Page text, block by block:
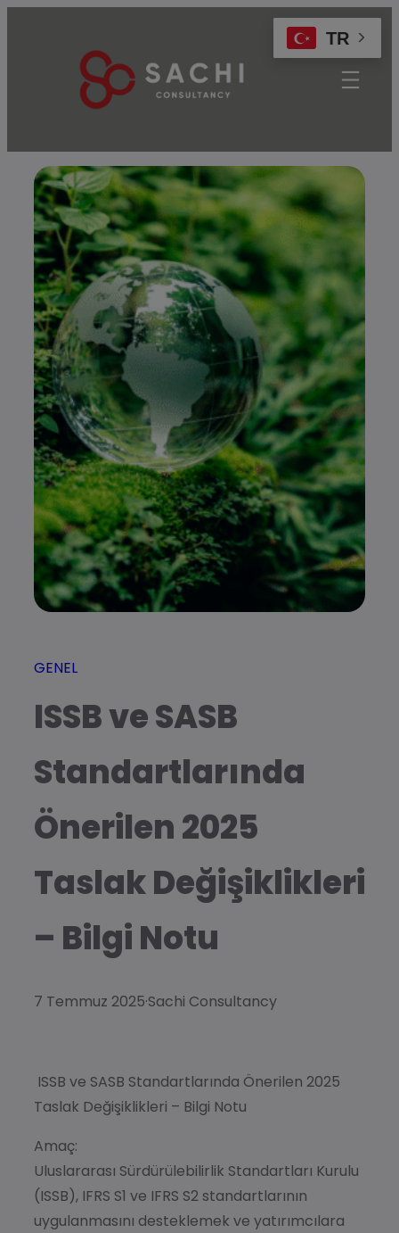
GENEL
ISSB ve SASB
Standartlarında
Önerilen 2025
Taslak Değişiklikleri
– Bilgi Notu
7 Temmuz 2025·Sachi Consultancy
ISSB ve SASB Standartlarında Önerilen 2025
Taslak Değişiklikleri – Bilgi Notu
Amaç:
Uluslararası Sürdürülebilirlik Standartları Kurulu
(ISSB), IFRS S1 ve IFRS S2 standartlarının
uygulanmasını desteklemek ve yatırımcılara
TR
modal-check